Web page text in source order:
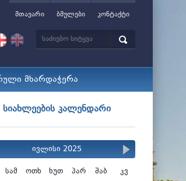
მთავარი ბმულები კონტაქტი
მხარდაჭერა
სიახლეების კალენდარი
ივლისი 2025
სამ ოთხ ხუთ პარ შაბ კვ